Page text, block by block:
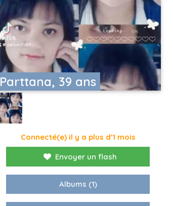
Parttana, 39 ans
Connecté(e) il y a plus d'1 mois
Envoyer un flash
Albums (1)